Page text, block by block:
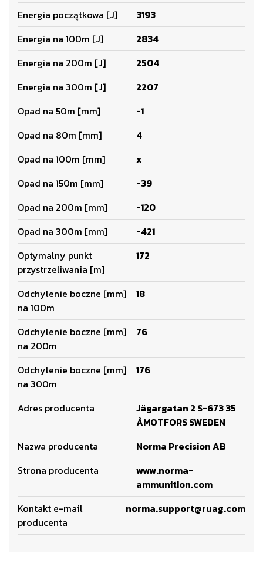
Energia początkowa [J]
3193
Energia na 100m [J]
2834
Energia na 200m [J]
2504
Energia na 300m [J]
2207
Opad na 50m [mm]
-1
Opad na 80m [mm]
4
Opad na 100m [mm]
x
Opad na 150m [mm]
-39
Opad na 200m [mm]
-120
Opad na 300m [mm]
-421
Optymalny punkt
przystrzeliwania [m]
172
Odchylenie boczne [mm]
na 100m
18
Odchylenie boczne [mm]
na 200m
76
Odchylenie boczne [mm]
na 300m
176
Adres producenta
Jägargatan 2 S-673 35
ÅMOTFORS SWEDEN
Nazwa producenta
Norma Precision AB
Strona producenta
www.norma-
ammunition.com
Kontakt e-mail
producenta
norma.support@ruag.com